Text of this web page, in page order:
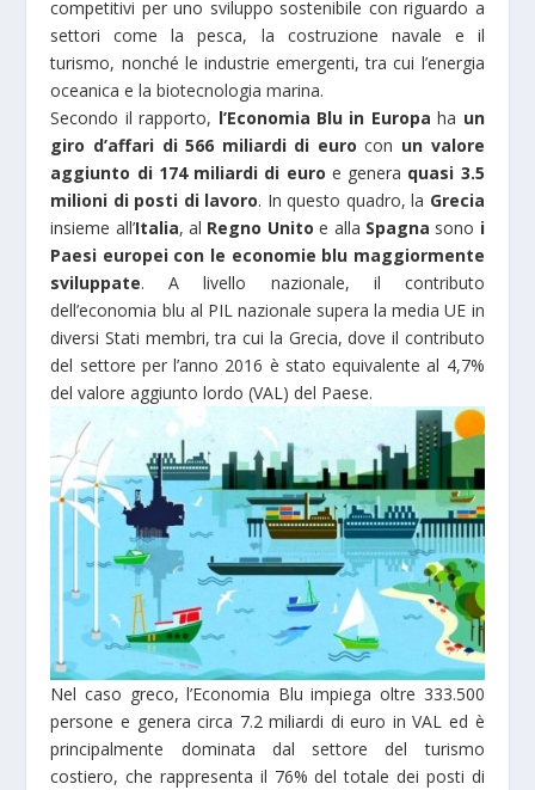
competitivi per uno sviluppo sostenibile con riguardo a
settori come la pesca, la costruzione navale e il
turismo, nonché le industrie emergenti, tra cui l’energia
oceanica e la biotecnologia marina.
Secondo il rapporto, l’Economia Blu in Europa ha un
giro d’affari di 566 miliardi di euro con un valore
aggiunto di 174 miliardi di euro e genera quasi 3.5
milioni di posti di lavoro. In questo quadro, la Grecia
insieme all’Italia, al Regno Unito e alla Spagna sono i
Paesi europei con le economie blu maggiormente
sviluppate. A livello nazionale, il contributo
dell’economia blu al PIL nazionale supera la media UE in
diversi Stati membri, tra cui la Grecia, dove il contributo
del settore per l’anno 2016 è stato equivalente al 4,7%
del valore aggiunto lordo (VAL) del Paese.
Nel caso greco, l’Economia Blu impiega oltre 333.500
persone e genera circa 7.2 miliardi di euro in VAL ed è
principalmente dominata dal settore del turismo
costiero, che rappresenta il 76% del totale dei posti di